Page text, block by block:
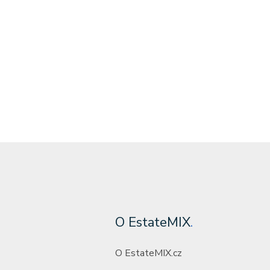
O EstateMIX.
O EstateMIX.cz